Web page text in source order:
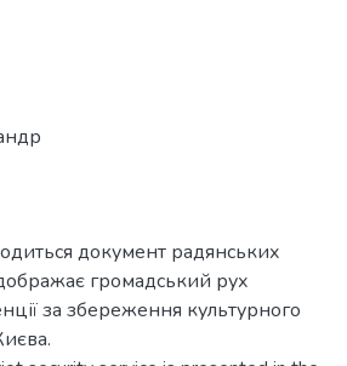
документ радянських
громадський рух
за збереження культурного